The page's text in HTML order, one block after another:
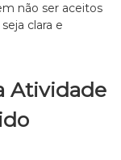
não ser aceitos
clara e
Atividade